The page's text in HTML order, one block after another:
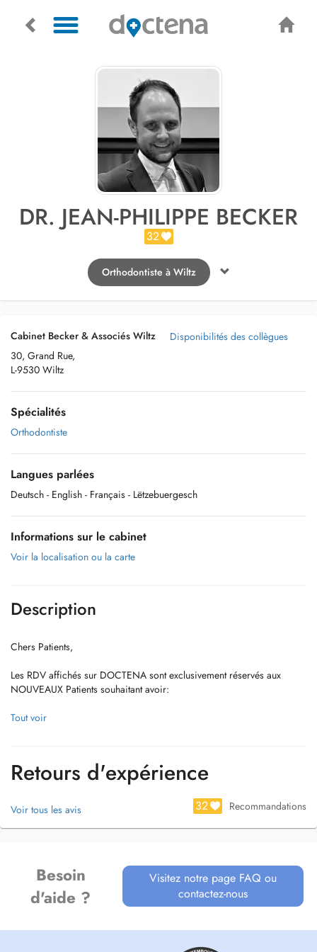
DR. JEAN-PHILIPPE BECKER
32
Orthodontiste à Wiltz
Cabinet Becker & Associés Wiltz
30, Grand Rue,
L-9530 Wiltz
Disponibilités des collègues
Spécialités
Orthodontiste
Langues parlées
Deutsch - English - Français - Lëtzebuergesch
Informations sur le cabinet
Voir la localisation ou la carte
Description
Chers Patients,
Les RDV affichés sur DOCTENA sont exclusivement réservés aux
NOUVEAUX Patients souhaitant avoir:
(1) un Avis Orthodontique
Orthodontiques pour Enfants et Adultes : Visible (Brackets) et Invisible
(Linguale, Invisalign)
Pour nos Patients EXISTANTS :
Si vous êtes déjà un patient en traitement chez nous, nhésitez pas à
266 811 700 pour Wiltz
266 811 500 pour Ettelbruck
266 811 400 pour Kirchberg
Tout voir
Retours d'expérience
Voir tous les avis 32 Recommandations
Besoin
d'aide ?
Visitez notre page FAQ ou
contactez-nous